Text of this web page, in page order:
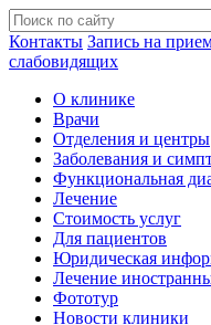
Контакты Запись на
слабовидящих
О клинике
Врачи
Отделения и центры
Заболевания и
Функциональная
Лечение
Стоимость услуг
Для пациентов
Юридическая
Лечение
Фототур
Новости клиники